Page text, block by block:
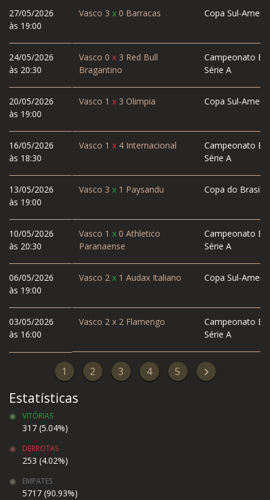
27/05/2026
às 19:00
24/05/2026
às 20:30
20/05/2026
às 19:00
16/05/2026
às 18:30
13/05/2026
às 19:00
10/05/2026
às 20:30
06/05/2026
às 19:00
03/05/2026
às 16:00
Vasco 3 x 0 Barracas Copa Sul-
Vasco 0 x 3 Red Bull
Bragantino
Campeonato
Série A
Vasco 1 x 3 Olimpia Copa Sul-
Vasco 1 x 4Internacional
Campeonato
Série A
Vasco 3 x 1 Paysandu Copa do Brasil
Vasco 1 x 0 Athletico
Paranaense
Campeonato
Série A
Vasco 2 x 1 Audax Italiano Copa Sul-
Vasco 2 x 2Flamengo
Campeonato
Série A
1 2 3 4 5
Estatísticas
VITÓRIAS
317 (5.04%)
DERROTAS
253 (4.02%)
EMPATES
5717 (90.93%)